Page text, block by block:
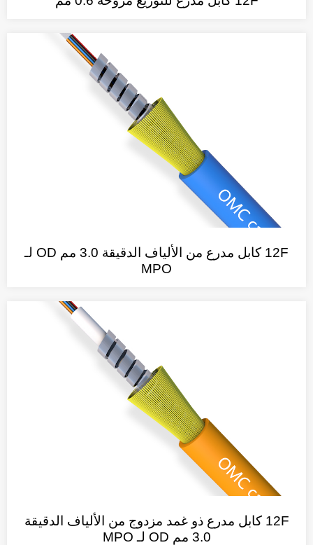
12F كابل مدرع من الألياف الدقيقة 3.0 مم OD لـ
MPO
12F كابل مدرع ذو غمد مزدوج من الألياف الدقيقة
3.0 مم OD لـ MPO